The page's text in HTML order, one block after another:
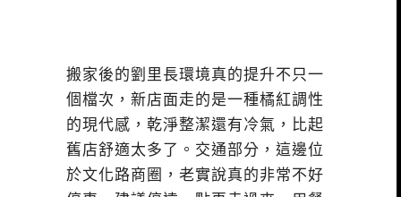
搬家後的劉里長環境真的提升不只一
個檔次，新店面走的是一種橘紅調性
的現代感，乾淨整潔還有冷氣，比起
舊店舒適太多了。交通部分，這邊位
於文化路商圈，老實說真的非常不好